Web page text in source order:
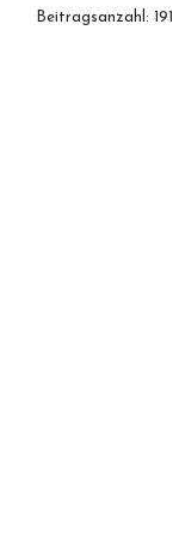
Beitragsanzahl: 191